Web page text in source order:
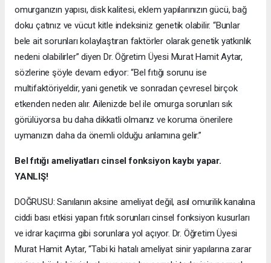
omurganızın yapısı, disk kalitesi, eklem yapılarınızın gücü, bağ
doku çatınız ve vücut kitle indeksiniz genetik olabilir. “Bunlar
bele ait sorunları kolaylaştıran faktörler olarak genetik yatkınlık
nedeni olabilirler” diyen Dr. Öğretim Üyesi Murat Hamit Aytar,
sözlerine şöyle devam ediyor: “Bel fıtığı sorunu ise
multifaktöriyeldir, yani genetik ve sonradan çevresel birçok
etkenden neden alır. Ailenizde bel ile omurga sorunları sık
görülüyorsa bu daha dikkatli olmanız ve koruma önerilere
uymanızın daha da önemli olduğu anlamına gelir.”
Bel fıtığı ameliyatları cinsel fonksiyon kaybı yapar.
YANLIŞ!
DOĞRUSU: Sanılanın aksine ameliyat değil, asıl omurilik kanalına
ciddi bası etkisi yapan fıtık sorunları cinsel fonksiyon kusurları
ve idrar kaçırma gibi sorunlara yol açıyor. Dr. Öğretim Üyesi
Murat Hamit Aytar, “Tabi ki hatalı ameliyat sinir yapılarına zarar